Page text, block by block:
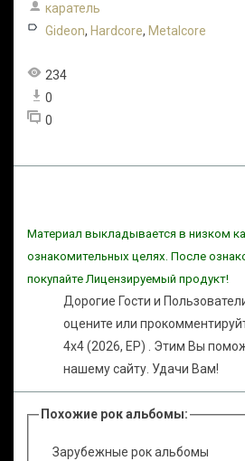
каратель
Gideon, Hardcore, Metalcore
234
0
0
Материал выкладывается в низком
ознакомительных целях. После
покупайте Лицензируемый продукт!
Дорогие Гости и
оцените или
4x4 (2026, EP) . Этим Вы
нашему сайту. Удачи Вам!
Похожие рок альбомы:
Зарубежные рок альбомы